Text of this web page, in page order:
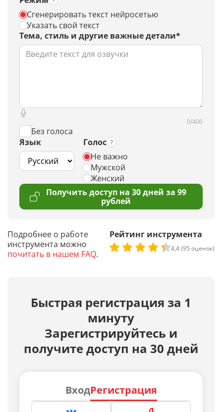
Сгенерировать текст нейросетью
Указать свой текст
Тема, стиль и другие важные детали*
0/400
Без голоса
Язык
Голос
Не важно
Мужской
Женский
Получить доступ на 30 дней за 99
рублей
Подробнее о работе
инструмента можно
почитать в нашем FAQ.
Рейтинг инструмента
4,4 (95 оценок)
Быстрая регистрация за 1
минуту
Зарегистрируйтесь и
получите доступ на 30 дней
ВходРегистрация